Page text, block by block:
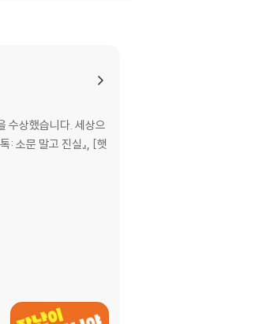
수상했습니다. 세상으
: 소문 말고 진실』, [햇